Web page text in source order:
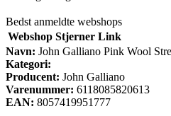
Bedst anmeldte webshops
Webshop Stjerner Link
Navn: John Galliano Pink Wool
Kategori:
Producent: John Galliano
Varenummer: 6118085820613
EAN: 8057419951777